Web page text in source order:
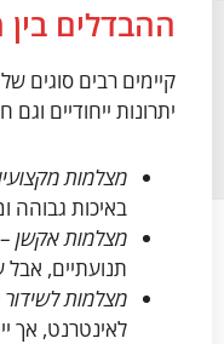
ההבדלים
קיימים רבים סוגים של
יתרונות ייחודיים וגם
מצלמות
באיכות גבוהה
מצלמות אקשן
תנועתיים, אבל
מצלמות לשידור
לאינטרנט, אך